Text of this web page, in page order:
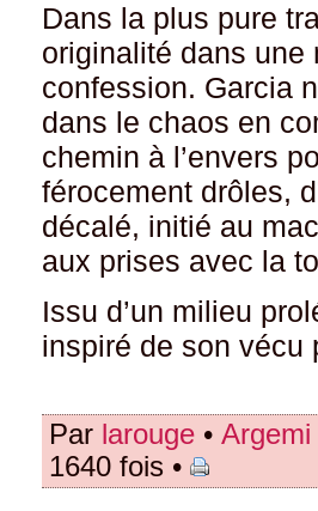
Dans la plus pure
originalité dans une
confession. Garcia
dans le chaos en
chemin à l’envers
férocement drôles,
décalé, initié au
aux prises avec la
Issu d’un milieu
inspiré de son
Par larouge • Argemi
1640 fois •